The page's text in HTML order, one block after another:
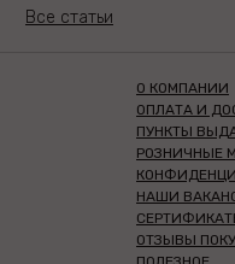
Все статьи
О КОМПАНИИ
ОПЛАТА И
ПУНКТЫ
РОЗНИЧНЫЕ
НАШИ
ОТЗЫВЫ